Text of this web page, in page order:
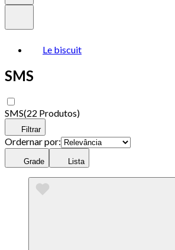
Le biscuit
SMS
SMS(22 Produtos)
Filtrar
Ordernar por:
Grade Lista